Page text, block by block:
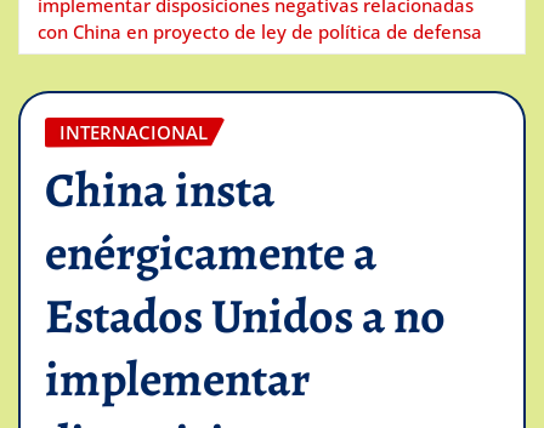
con China en proyecto de ley de política de defensa
INTERNACIONAL
China insta
enérgicamente a
Estados Unidos a no
implementar